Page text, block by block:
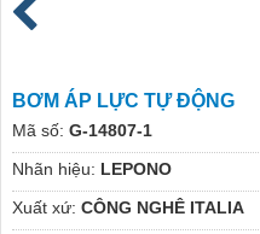
BƠM ÁP LỰC TỰ ĐỘNG
Mã số: G-14807-1
Nhãn hiệu: LEPONO
Xuất xứ: CÔNG NGHÊ ITALIA